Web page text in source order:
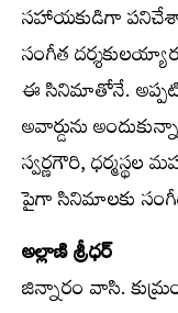
సహాయకుడిగా
సంగీత
ఈ సినిమాతోనే. అప్పటి
అవార్డును
స్వర్ణగౌరి,
పైగా సినిమాలకు
అల్లాణి శ్రీధర్
జిన్నారం వాసి.